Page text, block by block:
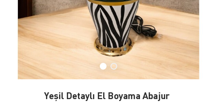
Yeşil Detaylı El Boyama Abajur